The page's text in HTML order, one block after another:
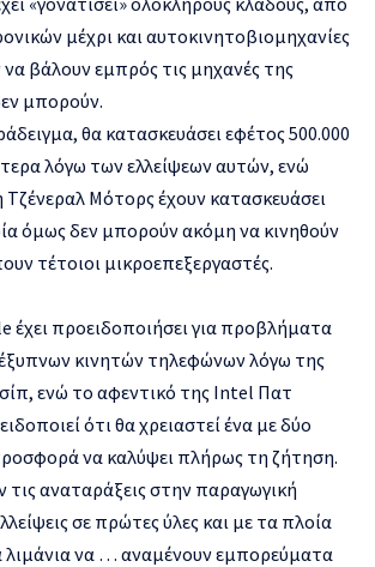
μέχρι και αυτοκινητοβιομηχανίες
να βάλουν εμπρός τις μηχανές της
μπορούν.
θα κατασκευάσει εφέτος 500.000
λόγω των ελλείψεων αυτών, ενώ
Τζένεραλ Μότορς έχουν κατασκευάσει
όμως δεν μπορούν ακόμη να κινηθούν
τέτοιοι μικροεπεξεργαστές.
έχει προειδοποιήσει για προβλήματα
κινητών τηλεφώνων λόγω της
ενώ το αφεντικό της Intel Πατ
ότι θα χρειαστεί ένα με δύο
να καλύψει πλήρως τη ζήτηση.
αναταράξεις στην παραγωγική
σε πρώτες ύλες και με τα πλοία
να … αναμένουν εμπορεύματα